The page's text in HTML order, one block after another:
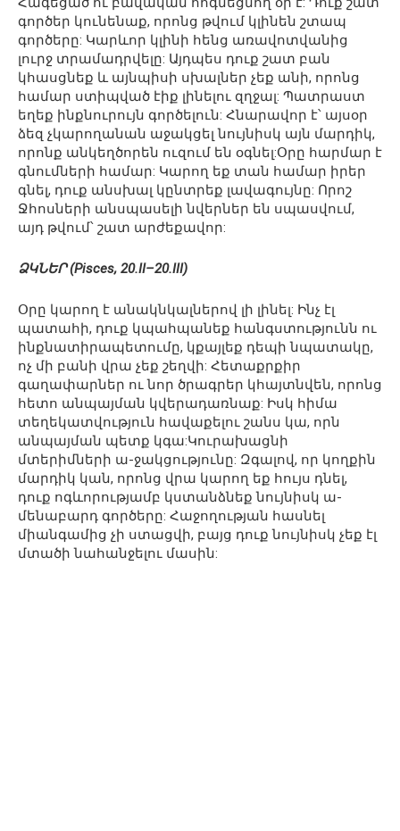
գործեր կունենաք, որոնց թվում կլինեն շտապ
գործերը: Կարևոր կլինի հենց առավոտվանից
լուրջ տրամադրվելը: Այդպես դուք շատ բան
կհասցնեք և այնպիսի սխալներ չեք անի, որոնց
համար ստիպված էիք լինելու զղջալ: Պատրաստ
եղեք ինքնուրույն գործելուն: Հնարավոր է՝ այսօր
ձեզ չկարողանան աջակցել նույնիսկ այն մարդիկ,
որոնք անկեղծորեն ուզում են օգնել:Օրը հարմար է
գնումների համար: Կարող եք տան համար իրեր
գնել, դուք անսխալ կընտրեք լավագույնը: Որոշ
Ջհոսների անսպասելի նվերներ են սպասվում,
այդ թվում՝ շատ արժեքավոր:
ՁԿՆԵՐ (Pisces, 20.II–20.III)
Օրը կարող է անակնկալներով լի լինել: Ինչ էլ
պատահի, դուք կպահպանեք հանգստությունն ու
ինքնատիրապետումը, կքայլեք դեպի նպատակը,
ոչ մի բանի վրա չեք շեղվի: Հետաքրքիր
գաղափարներ ու նոր ծրագրեր կհայտնվեն, որոնց
հետո անպայման կվերադառնաք: Իսկ հիմա
տեղեկատվություն հավաքելու շանս կա, որն
անպայման պետք կգա:Կուրախացնի
մտերիմների ա-ջակցությունը: Զգալով, որ կողքին
մարդիկ կան, որոնց վրա կարող եք հույս դնել,
դուք ոգևորությամբ կստանձնեք նույնիսկ ա-
մենաբարդ գործերը: Հաջողության հասնել
միանգամից չի ստացվի, բայց դուք նույնիսկ չեք էլ
մտածի նահանջելու մասին: